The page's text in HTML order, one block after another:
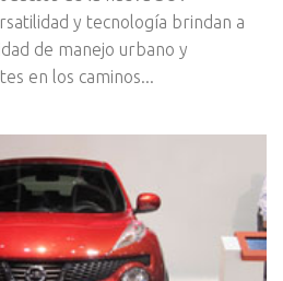
y tecnología brindan a
de manejo urbano y
en los caminos...